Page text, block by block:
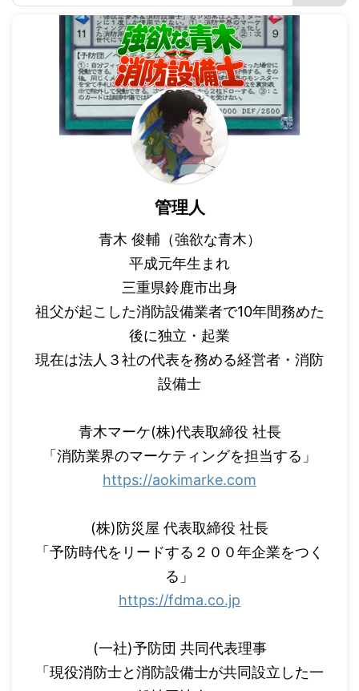
管理人
青木 俊輔（強欲な青木）
平成元年生まれ
三重県鈴鹿市出身
祖父が起こした消防設備業者で10年間務めた
後に独立・起業
現在は法人３社の代表を務める経営者・消防
設備士
青木マーケ(株)代表取締役 社長
「消防業界のマーケティングを担当する」
https://aokimarke.com
(株)防災屋 代表取締役 社長
「予防時代をリードする２００年企業をつく
る」
https://fdma.co.jp
(一社)予防団 共同代表理事
「現役消防士と消防設備士が共同設立した一